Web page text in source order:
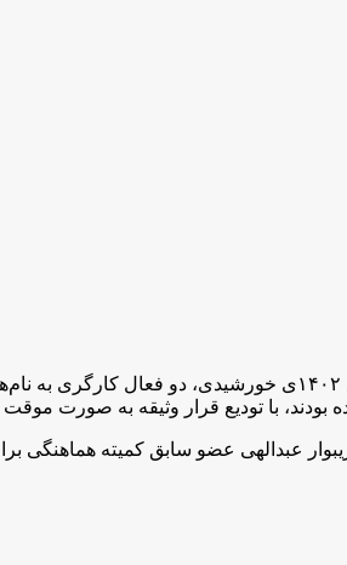
دوشنبه ۹م مرداد ماه سال ۱۴۰۲ی خورشیدی،
بودند، با تودیع قرار وثیقه به صورت
عبدالهی عضو سابق کمیته هماهنگی